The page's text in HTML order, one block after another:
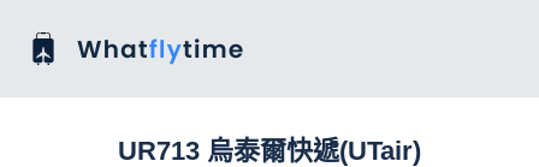
UR713 烏泰爾快遞(UTair)